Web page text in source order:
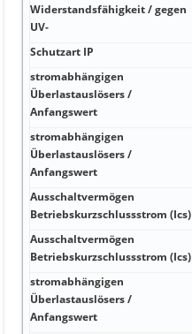
Widerstandsfähigkeit / gegen
UV-
Schutzart IP
stromabhängigen
Überlastauslösers /
Anfangswert
stromabhängigen
Überlastauslösers /
Anfangswert
Ausschaltvermögen
Betriebskurzschlussstrom (Ics)
Ausschaltvermögen
Betriebskurzschlussstrom (Ics)
stromabhängigen
Überlastauslösers /
Anfangswert